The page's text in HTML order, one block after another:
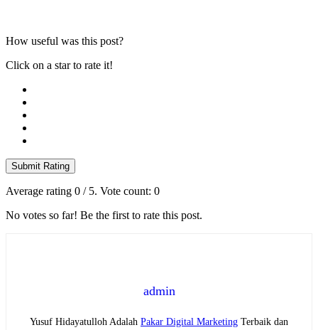
How useful was this post?
Click on a star to rate it!
Submit Rating
Average rating 0 / 5. Vote count: 0
No votes so far! Be the first to rate this post.
admin
Yusuf Hidayatulloh Adalah Pakar Digital Marketing Terbaik dan